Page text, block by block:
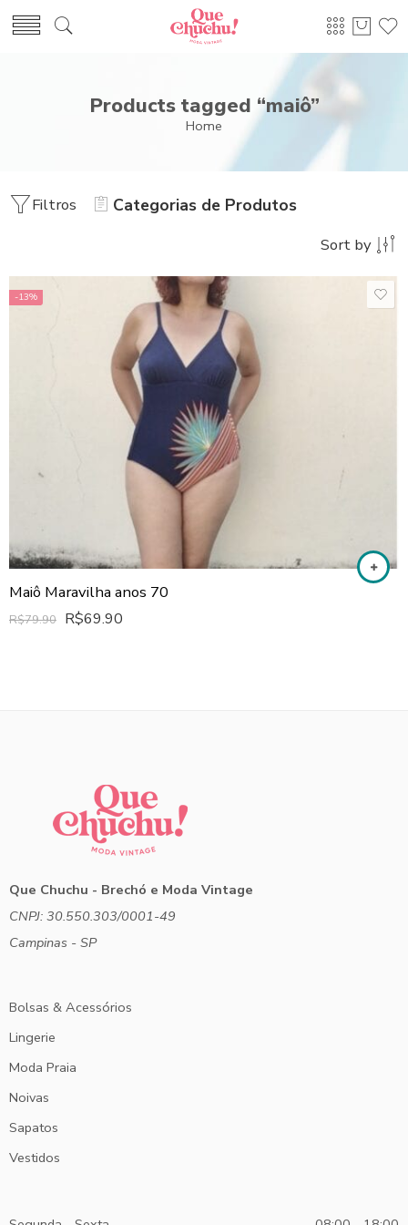
Products tagged “maiô”
Home
Filtros Categorias de Produtos
Sort by
-13%
Maiô Maravilha anos 70
R$79.90 R$69.90
Que Chuchu - Brechó e Moda Vintage
CNPJ: 30.550.303/0001-49
Campinas - SP
Bolsas & Acessórios
Lingerie
Moda Praia
Noivas
Sapatos
Vestidos